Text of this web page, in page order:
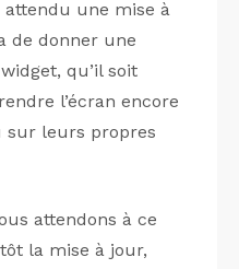
une mise à
de donner une
qu’il soit
l’écran encore
sur leurs propres
attendons à ce
la mise à jour,